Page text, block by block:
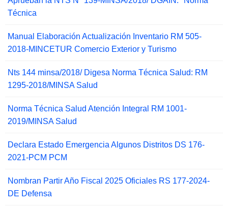
Técnica
Manual Elaboración Actualización Inventario RM 505-
2018-MINCETUR Comercio Exterior y Turismo
Nts 144 minsa/2018/ Digesa Norma Técnica Salud: RM
1295-2018/MINSA Salud
Norma Técnica Salud Atención Integral RM 1001-
2019/MINSA Salud
Declara Estado Emergencia Algunos Distritos DS 176-
2021-PCM PCM
Nombran Partir Año Fiscal 2025 Oficiales RS 177-2024-
DE Defensa